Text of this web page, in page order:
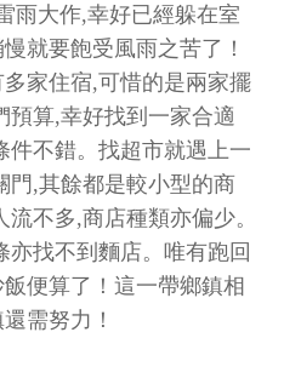
雨大作,幸好已經躲在室
就要飽受風雨之苦了！
家住宿,可惜的是兩家擺
預算,幸好找到一家合適
件不錯。找超市就遇上一
門,其餘都是較小型的商
不多,商店種類亦偏少。
亦找不到麵店。唯有跑回
便算了！這一帶鄉鎮相
需努力！